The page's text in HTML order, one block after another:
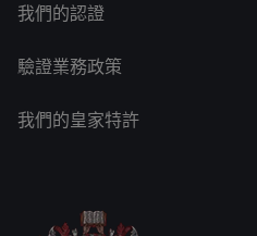
我們的認證
驗證業務政策
我們的皇家特許